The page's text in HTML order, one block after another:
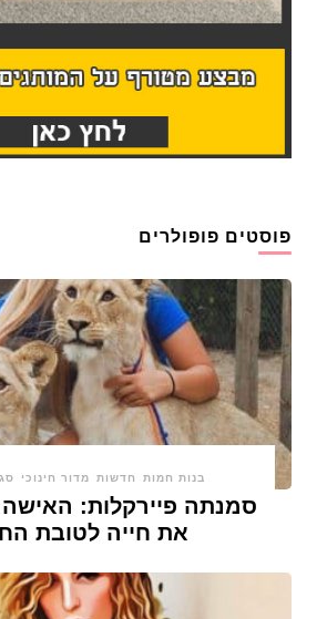
פוסטים פופולרים
בנות חמות חדשות מדור חינוכי
סמנתה פיירקלות:
את חייה לטובת